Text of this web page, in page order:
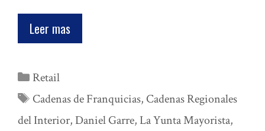
Leer mas
Categorías
Retail
Etiquetas
Cadenas de Franquicias, Cadenas Regionales
del Interior,Daniel Garre,La Yunta Mayorista,